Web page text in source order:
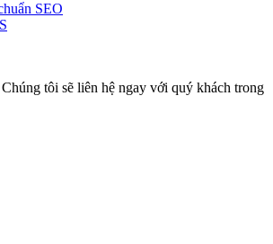
SEO
Chúng tôi sẽ liên hệ ngay với quý khách trong